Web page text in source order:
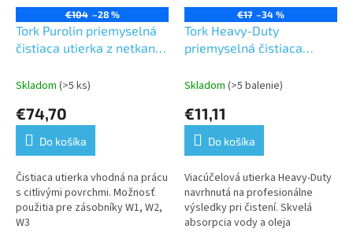
€104 –28 %
Tork Purolin priemyselná
čistiaca utierka z netkanej
kotúč,nevláknité,Premium,
1kotúč v boxe-W1/W2/W3
Skladom (>5 ks)
€74,70
Do košíka
Čistiaca utierka vhodná na prácu
s citlivými povrchmi. Možnosť
použitia pre zásobníky W1, W2,
W3
€17 –34 %
Tork Heavy-Duty
priemyselná čistiaca
netkanej textílie,
balík 45kusov, 8 balikov v
kartóne
Skladom (>5 balenie)
€11,11
Do košíka
Viacúčelová utierka Heavy-Duty
navrhnutá na profesionálne
výsledky pri čistení. Skvelá
absorpcia vody a oleja